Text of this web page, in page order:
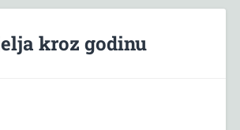
kroz godinu